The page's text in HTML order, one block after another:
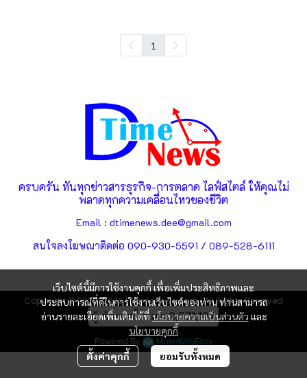
1
เว็บไซต์นี้มีการใช้งานคุกกี้ เพื่อเพิ่มประสิทธิภาพและ
ประสบการณ์ที่ดีในการใช้งานเว็บไซต์ของท่าน ท่านสามารถ
อ่านรายละเอียดเพิ่มเติมได้ที่นโยบายความเป็นส่วนตัว และ
นโยบายคุกกี้
ตั้งค่าคุกกี้ ยอมรับทั้งหมด
ครบครัน ทันทุกข่าวสารธุรกิจ-การตลาด ไลฟ์สไตล์ ให้คุณไม่
พลาดทุกความเคลื่อนไหวของชีวิต
Email : dtimenews.dee@gmail.com
สนใจลงโฆษณาติดต่อ 090-930-5591 / 089-528-6111
Copyright © 2025-2026 | dtimenews.com | All Rights Reserved
ผู้เข้าชมทั้งหมด3,571,127
Powered By MakeWebEasy